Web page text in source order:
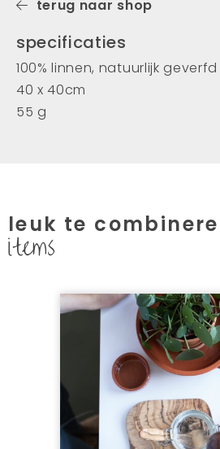
terug naar shop
specificaties
100% linnen, natuurlijk geverfd
40 x 40cm
55 g
leuk te
items